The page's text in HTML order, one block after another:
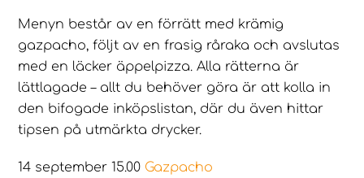
Menyn består av en förrätt med krämig
gazpacho, följt av en frasig råraka och avslutas
med en läcker äppelpizza. Alla rätterna är
lättlagade – allt du behöver göra är att kolla in
den bifogade inköpslistan, där du även hittar
tipsen på utmärkta drycker.
14 september 15.00 Gazpacho